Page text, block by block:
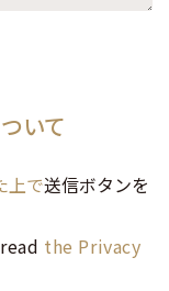
いて
上で送信ボタンを
the Privacy